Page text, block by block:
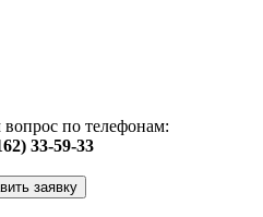
по телефонам:
33-59-33
заявку